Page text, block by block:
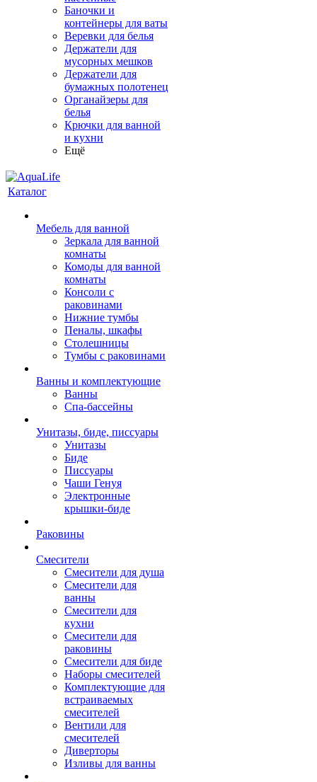
Баночки и
контейнеры для ваты
Веревки для белья
Держатели для
мусорных мешков
Держатели для
бумажных полотенец
Органайзеры для
белья
Крючки для ванной
и кухни
Ещё
Каталог
Мебель для ванной
Зеркала для ванной
комнаты
Комоды для ванной
комнаты
Консоли с
раковинами
Нижние тумбы
Пеналы, шкафы
Столешницы
Тумбы с раковинами
Ванны и комплектующие
Ванны
Спа-бассейны
Унитазы, биде, писсуары
Унитазы
Биде
Писсуары
Чаши Генуя
Электронные
крышки-биде
Раковины
Смесители
Смесители для душа
Смесители для
ванны
Смесители для
кухни
Смесители для
раковины
Смесители для биде
Наборы смесителей
Комплектующие для
встраиваемых
смесителей
Вентили для
смесителей
Диверторы
Изливы для ванны